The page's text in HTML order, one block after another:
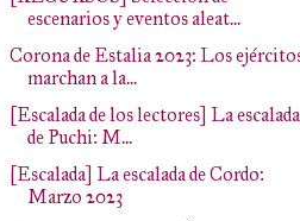
escenarios y eventos aleat...
Corona de Estalia 2023: Los
marchan a la...
[Escalada de los lectores] La escalada
de Puchi: M...
[Escalada] La escalada de Cordo:
Marzo 2023